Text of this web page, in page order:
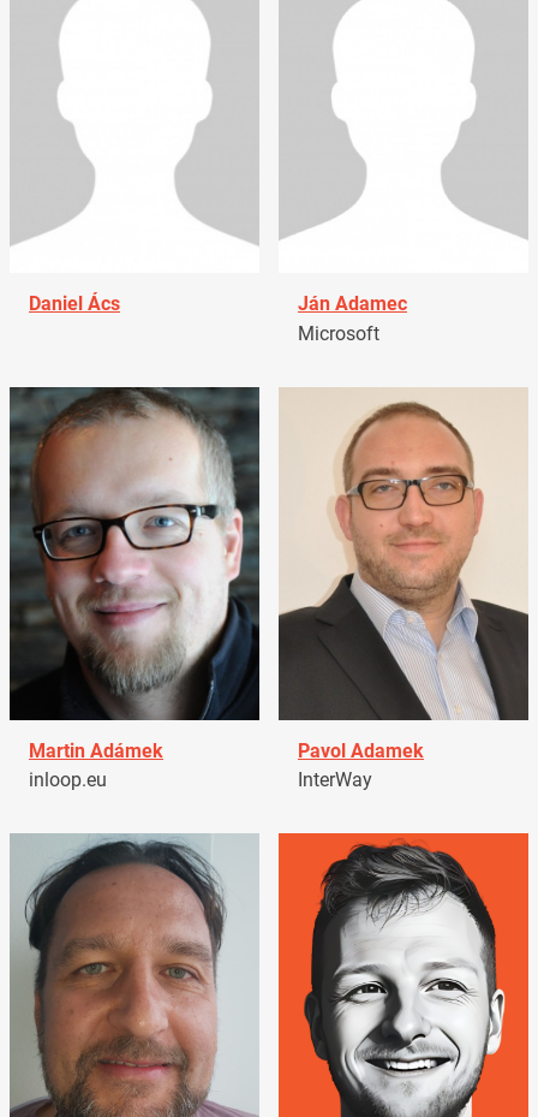
Daniel Ács
Ján Adamec
Microsoft
Martin Adámek
inloop.eu
Pavol Adamek
InterWay